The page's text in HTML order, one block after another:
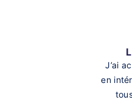
J’ai
en